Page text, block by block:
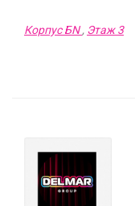
Корпус БN, Этаж 3